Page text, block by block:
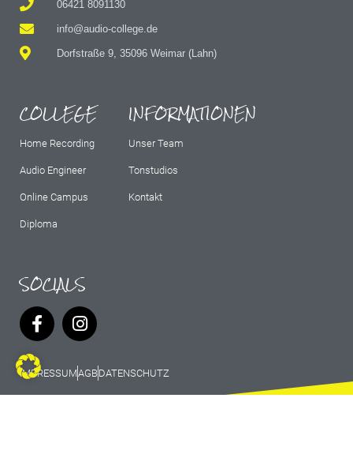
06421 8091130
info@audio-college.de
Dorfstraße 9, 35096 Weimar (Lahn)
COLLEGE
Home Recording
Audio Engineer
Online Campus
Diploma
INFORMATIONEN
Unser Team
Tonstudios
Kontakt
SOCIALS
IMPRESSUMAGBDATENSCHUTZ